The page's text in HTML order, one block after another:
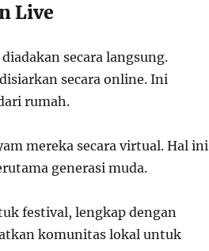
Live
secara langsung.
secara online. Ini
rumah.
mereka secara virtual. Hal ini
generasi muda.
festival, lengkap dengan
komunitas lokal untuk